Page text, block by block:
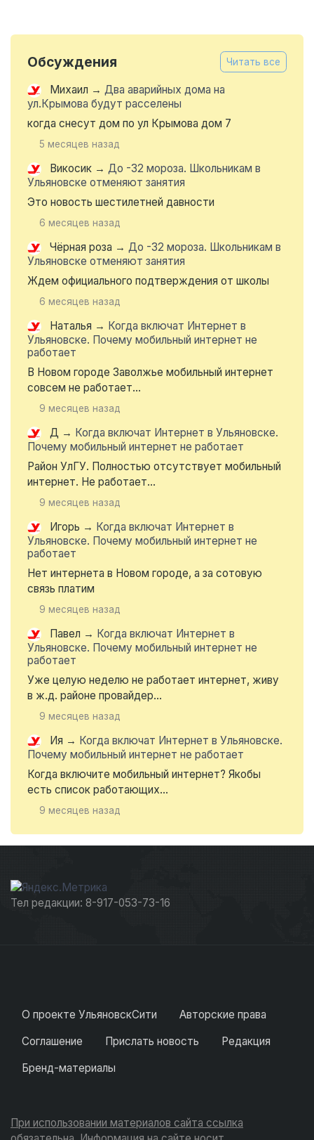
Обсуждения Читать все
Михаил → Два аварийных дома на
ул.Крымова будут расселены
когда снесут дом по ул Крымова дом 7
5 месяцев назад
Викосик → До -32 мороза. Школьникам в
Ульяновске отменяют занятия
Это новость шестилетней давности
6 месяцев назад
Чёрная роза → До -32 мороза. Школьникам в
Ульяновске отменяют занятия
Ждем официального подтверждения от школы
6 месяцев назад
Наталья → Когда включат Интернет в
Ульяновске. Почему мобильный интернет не
работает
В Новом городе Заволжье мобильный интернет
совсем не работает...
9 месяцев назад
Д → Когда включат Интернет в Ульяновске.
Почему мобильный интернет не работает
Район УлГУ. Полностью отсутствует мобильный
интернет. Не работает...
9 месяцев назад
Игорь → Когда включат Интернет в
Ульяновске. Почему мобильный интернет не
работает
Нет интернета в Новом городе, а за сотовую
связь платим
9 месяцев назад
Павел → Когда включат Интернет в
Ульяновске. Почему мобильный интернет не
работает
Уже целую неделю не работает интернет, живу
в ж.д. районе провайдер...
9 месяцев назад
Ия → Когда включат Интернет в Ульяновске.
Почему мобильный интернет не работает
Когда включите мобильный интернет? Якобы
есть список работающих...
9 месяцев назад
Тел редакции: 8-917-053-73-16
О проекте УльяновскСити
Авторские права
Соглашение
Прислать новость
Редакция
Бренд-материалы
При использовании материалов сайта ссылка